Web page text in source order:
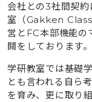
会社との3社間契
室（Gakken
営とFC本部機能の
開をしております。
学研教室では基礎
とも言われる自ら
を育み、更に取り